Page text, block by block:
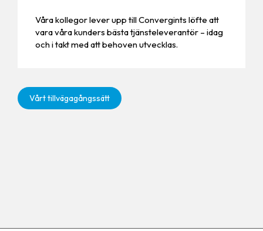
Våra kollegor lever upp till Convergints löfte att
vara våra kunders bästa tjänsteleverantör – idag
och i takt med att behoven utvecklas.
Vårt tillvägagångssätt